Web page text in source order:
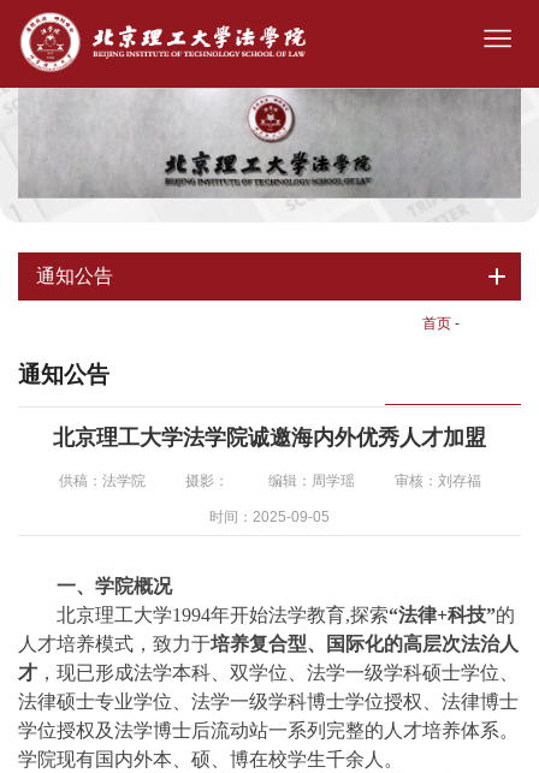
通知公告
首页 -
通知公告
北京理工大学法学院诚邀海内外优秀人才加盟
供稿：法学院 摄影： 编辑：周学瑶 审核：刘存福
时间：2025-09-05
一、学院概况
北京理工大学1994年开始法学教育,探索“法律+科技”的
人才培养模式，致力于培养复合型、国际化的高层次法治人
才 ，现已形成法学本科、双学位、法学一级学科硕士学位、
法律硕士专业学位、法学一级学科博士学位授权、法律博士
学位授权及法学博士后流动站一系列完整的人才培养体系。
学院现有国内外本、硕、博在校学生千余人。